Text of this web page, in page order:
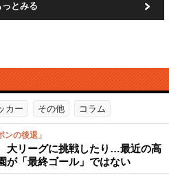
っとみる
カー その他 コラム
の後退」
大リーグに挑戦したり…最近の高
が「最終ゴール」ではない